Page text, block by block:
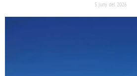
5 juny del 2026